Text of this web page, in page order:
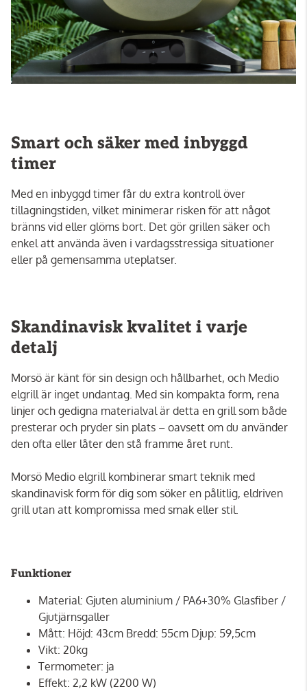
Smart och säker med inbyggd
timer
Med en inbyggd timer får du extra kontroll över
tillagningstiden, vilket minimerar risken för att något
bränns vid eller glöms bort. Det gör grillen säker och
enkel att använda även i vardagsstressiga situationer
eller på gemensamma uteplatser.
Skandinavisk kvalitet i varje
detalj
Morsö är känt för sin design och hållbarhet, och Medio
elgrill är inget undantag. Med sin kompakta form, rena
linjer och gedigna materialval är detta en grill som både
presterar och pryder sin plats – oavsett om du använder
den ofta eller låter den stå framme året runt.
Morsö Medio elgrill kombinerar smart teknik med
skandinavisk form för dig som söker en pålitlig, eldriven
grill utan att kompromissa med smak eller stil.
Funktioner
Material: Gjuten aluminium / PA6+30% Glasfiber /
Gjutjärnsgaller
Mått: Höjd: 43cm Bredd: 55cm Djup: 59,5cm
Vikt: 20kg
Termometer: ja
Effekt: 2,2 kW (2200 W)